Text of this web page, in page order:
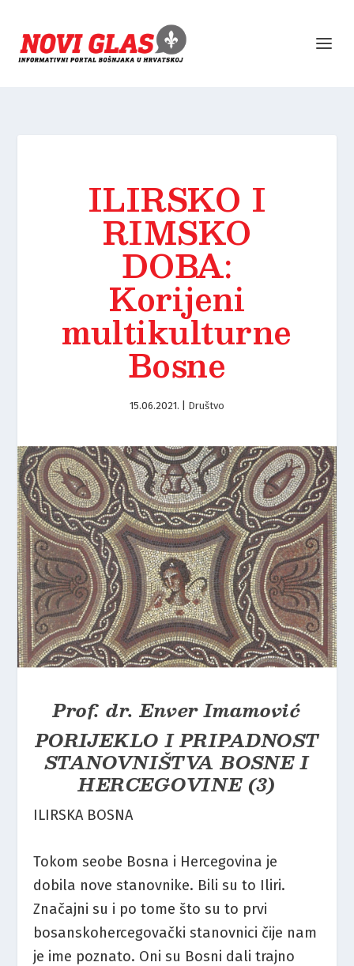
ILIRSKO I
RIMSKO
DOBA:
Korijeni
multikulturne
Bosne
15.06.2021. Društvo
Prof. dr. Enver Imamović
PORIJEKLO I PRIPADNOST
STANOVNIŠTVA BOSNE I
HERCEGOVINE (3)
ILIRSKA BOSNA
Tokom seobe Bosna i Hercegovina je
dobila nove stanovnike. Bili su to Iliri.
Značajni su i po tome što su to prvi
bosanskohercegovački stanovnici čije nam
je ime poznato. Oni su Bosni dali trajno